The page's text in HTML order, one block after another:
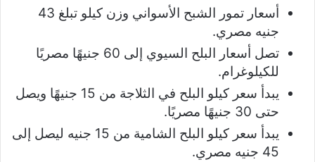
أسعار تمور الشبح الأسواني وزن كيلو تبلغ 43
جنيه مصري.
تصل أسعار البلح السيوي إلى 60 جنيهًا مصريًا
للكيلوغرام.
يبدأ سعر كيلو البلح في الثلاجة من 15 جنيهًا ويصل
حتى 30 جنيهًا مصريًا.
يبدأ سعر كيلو البلح الشامية من 15 جنيه ليصل إلى
45 جنيه مصري.